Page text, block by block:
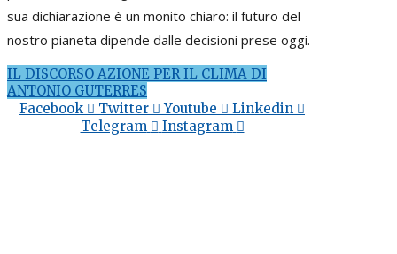
sua dichiarazione è un monito chiaro: il futuro del
nostro pianeta dipende dalle decisioni prese oggi.
IL DISCORSO AZIONE PER IL CLIMA DI
ANTONIO GUTERRES
Facebook
Twitter Youtube
Linkedin
Telegram
Instagram